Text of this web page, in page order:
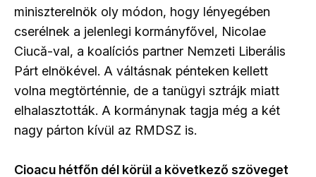
miniszterelnök oly módon, hogy lényegében
cserélnek a jelenlegi kormányfővel, Nicolae
Ciucă-val, a koalíciós partner Nemzeti Liberális
Párt elnökével. A váltásnak pénteken kellett
volna megtörténnie, de a tanügyi sztrájk miatt
elhalasztották. A kormánynak tagja még a két
nagy párton kívül az RMDSZ is.
Cioacu hétfőn dél körül a következő szöveget